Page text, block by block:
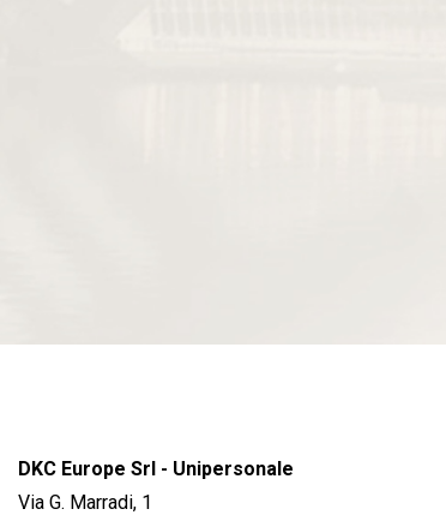
DKC Europe Srl - Unipersonale
Via G. Marradi, 1